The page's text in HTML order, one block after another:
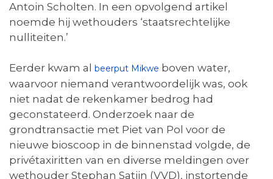
Antoin Scholten. In een opvolgend artikel
noemde hij wethouders ‘staatsrechtelijke
nulliteiten.’
Eerder kwam al beerput Mikwe boven water,
waarvoor niemand verantwoordelijk was, ook
niet nadat de rekenkamer bedrog had
geconstateerd. Onderzoek naar de
grondtransactie met Piet van Pol voor de
nieuwe bioscoop in de binnenstad volgde, de
privétaxiritten van en diverse meldingen over
wethouder Stephan Satijn (VVD), instortende